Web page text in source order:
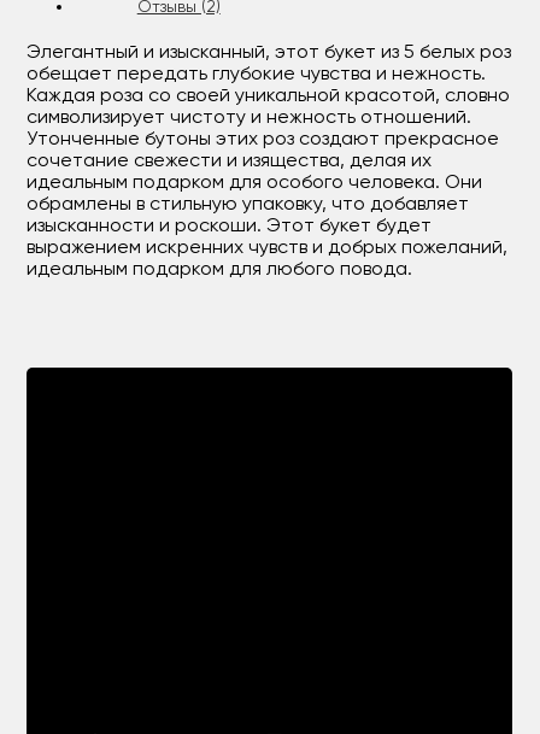
Отзывы (2)
Элегантный и изысканный, этот букет из 5 белых роз
обещает передать глубокие чувства и нежность.
Каждая роза со своей уникальной красотой, словно
символизирует чистоту и нежность отношений.
Утонченные бутоны этих роз создают прекрасное
сочетание свежести и изящества, делая их
идеальным подарком для особого человека. Они
обрамлены в стильную упаковку, что добавляет
изысканности и роскоши. Этот букет будет
выражением искренних чувств и добрых пожеланий,
идеальным подарком для любого повода.